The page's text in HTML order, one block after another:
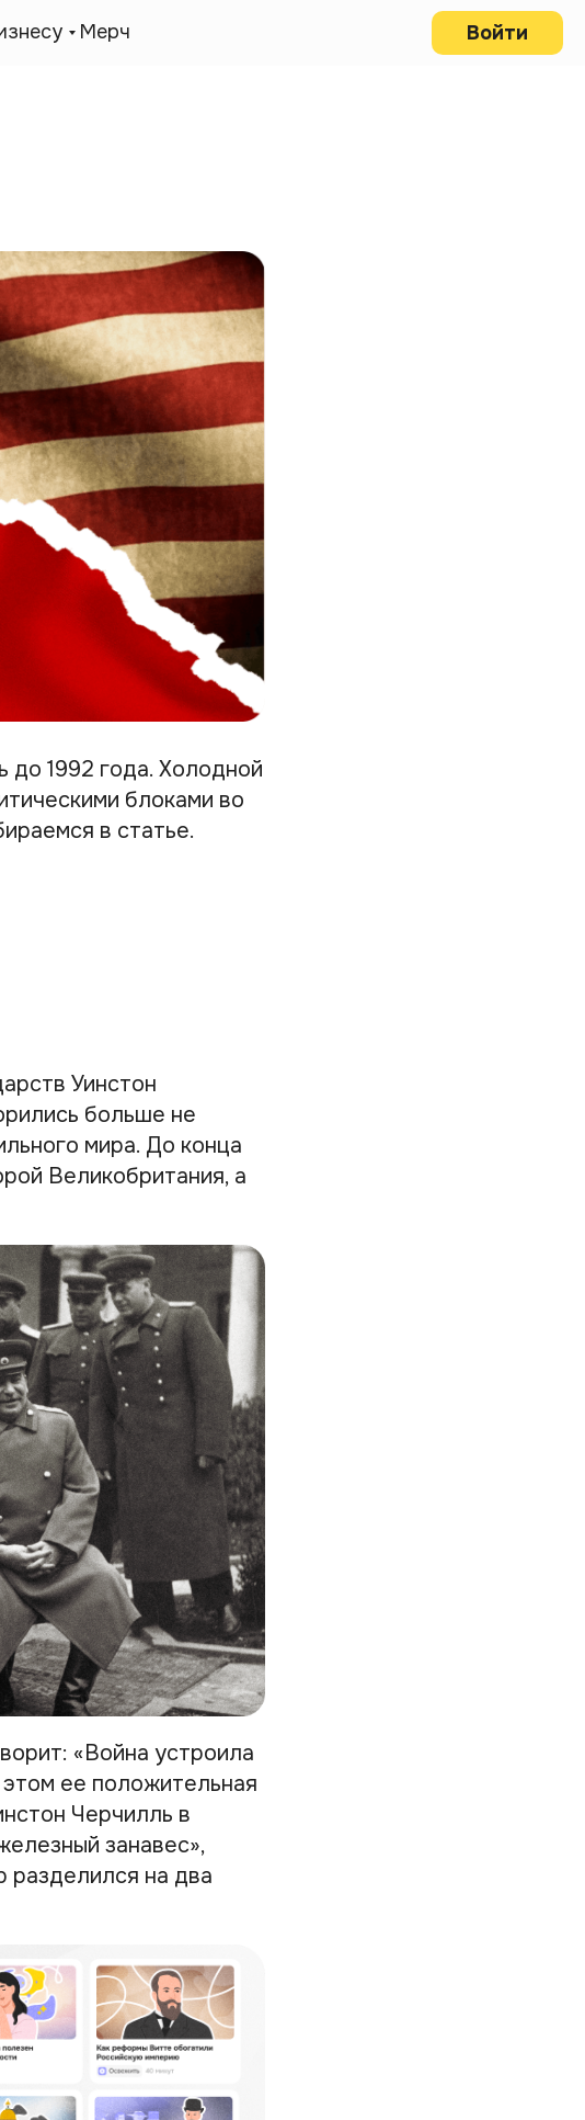
Мерч Войти
до 1992 года. Холодной
блоками во
в статье.
Уинстон
больше не
мира. До конца
Великобритания, а
«Война устроила
ее положительная
Черчилль в
занавес»,
разделился на два